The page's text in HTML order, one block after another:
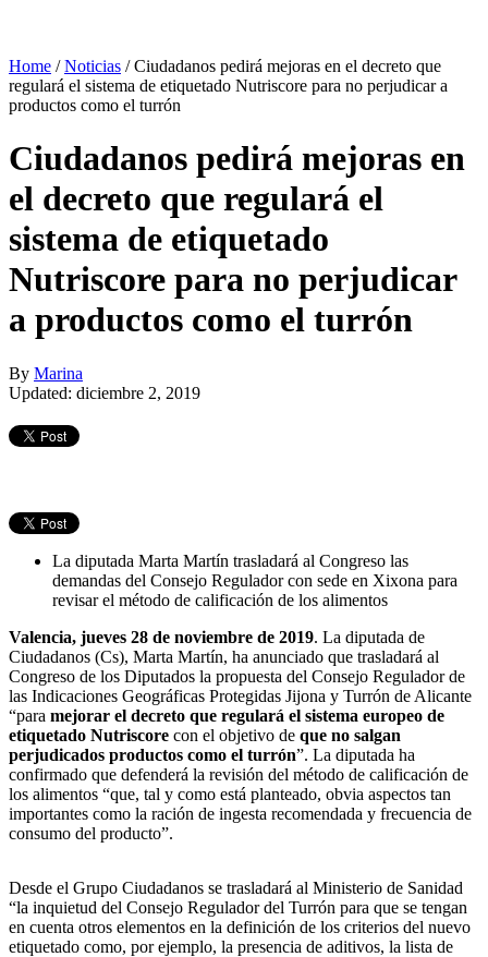
Home /Noticias /Ciudadanos pedirá mejoras en el decreto que
regulará el sistema de etiquetado Nutriscore para no perjudicar a
productos como el turrón
Ciudadanos pedirá mejoras en
el decreto que regulará el
sistema de etiquetado
Nutriscore para no perjudicar
a productos como el turrón
By Marina
Updated: diciembre 2, 2019
La diputada Marta Martín trasladará al Congreso las
demandas del Consejo Regulador con sede en Xixona para
revisar el método de calificación de los alimentos
Valencia, jueves 28 de noviembre de 2019. La diputada de
Ciudadanos (Cs), Marta Martín, ha anunciado que trasladará al
Congreso de los Diputados la propuesta del Consejo Regulador de
las Indicaciones Geográficas Protegidas Jijona y Turrón de Alicante
“para mejorar el decreto que regulará el sistema europeo de
etiquetado Nutriscore con el objetivo de que no salgan
perjudicados productos como el turrón”. La diputada ha
confirmado que defenderá la revisión del método de calificación de
los alimentos “que, tal y como está planteado, obvia aspectos tan
importantes como la ración de ingesta recomendada y frecuencia de
consumo del producto”.
Desde el Grupo Ciudadanos se trasladará al Ministerio de Sanidad
“la inquietud del Consejo Regulador del Turrón para que se tengan
en cuenta otros elementos en la definición de los criterios del nuevo
etiquetado como, por ejemplo, la presencia de aditivos, la lista de